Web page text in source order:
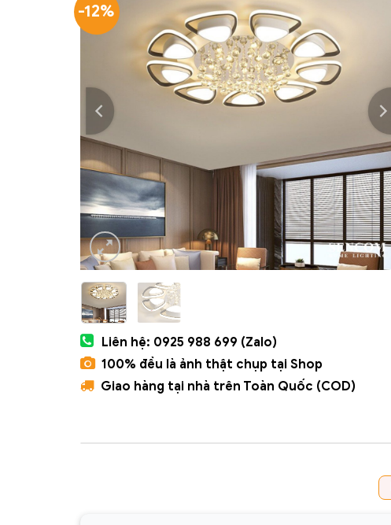
-12%
Liên hệ: 0925 988 699 (Zalo)
100% đều là ảnh thật chụp tại Shop
Giao hàng tại nhà trên Toàn Quốc (COD)